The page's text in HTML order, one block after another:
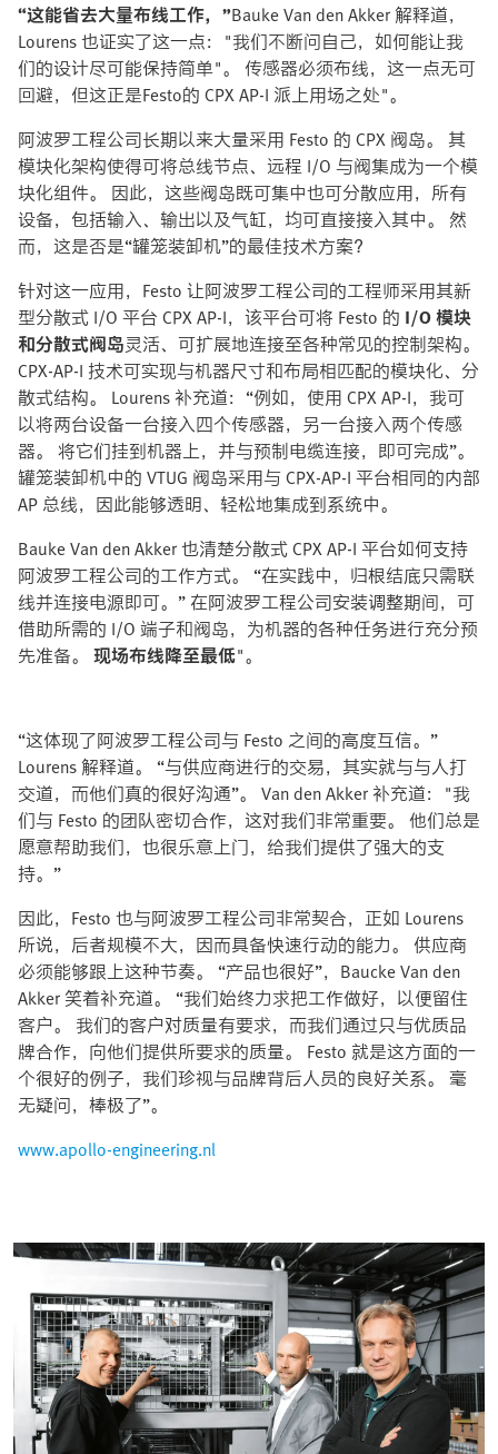
“这能省去大量布线工作，”Bauke Van den Akker 解释道，
Lourens 也证实了这一点："我们不断问自己，如何能让我
们的设计尽可能保持简单"。 传感器必须布线，这一点无可
回避，但这正是Festo的 CPX AP-I 派上用场之处"。
阿波罗工程公司长期以来大量采用 Festo 的 CPX 阀岛。 其
模块化架构使得可将总线节点、远程 I/O 与阀集成为一个模
块化组件。 因此，这些阀岛既可集中也可分散应用，所有
设备，包括输入、输出以及气缸，均可直接接入其中。 然
而，这是否是“罐笼装卸机”的最佳技术方案？
针对这一应用，Festo 让阿波罗工程公司的工程师采用其新
型分散式 I/O 平台 CPX AP-I，该平台可将 Festo 的 I/O 模块
和分散式阀岛灵活、可扩展地连接至各种常见的控制架构。
CPX-AP-I 技术可实现与机器尺寸和布局相匹配的模块化、分
散式结构。 Lourens 补充道：“例如，使用 CPX AP-I，我可
以将两台设备一台接入四个传感器，另一台接入两个传感
器。 将它们挂到机器上，并与预制电缆连接，即可完成”。
罐笼装卸机中的 VTUG 阀岛采用与 CPX-AP-I 平台相同的内部
AP 总线，因此能够透明、轻松地集成到系统中。
Bauke Van den Akker 也清楚分散式 CPX AP-I 平台如何支持
阿波罗工程公司的工作方式。 “在实践中，归根结底只需联
线并连接电源即可。” 在阿波罗工程公司安装调整期间，可
借助所需的 I/O 端子和阀岛，为机器的各种任务进行充分预
先准备。 现场布线降至最低"。
“这体现了阿波罗工程公司与 Festo 之间的高度互信。”
Lourens 解释道。 “与供应商进行的交易，其实就与与人打
交道，而他们真的很好沟通”。 Van den Akker 补充道："我
们与 Festo 的团队密切合作，这对我们非常重要。 他们总是
愿意帮助我们，也很乐意上门，给我们提供了强大的支
持。”
因此，Festo 也与阿波罗工程公司非常契合，正如 Lourens
所说，后者规模不大，因而具备快速行动的能力。 供应商
必须能够跟上这种节奏。 “产品也很好”，Baucke Van den
Akker 笑着补充道。 “我们始终力求把工作做好，以便留住
客户。 我们的客户对质量有要求，而我们通过只与优质品
牌合作，向他们提供所要求的质量。 Festo 就是这方面的一
个很好的例子，我们珍视与品牌背后人员的良好关系。 毫
无疑问，棒极了”。
www.apollo-engineering.nl